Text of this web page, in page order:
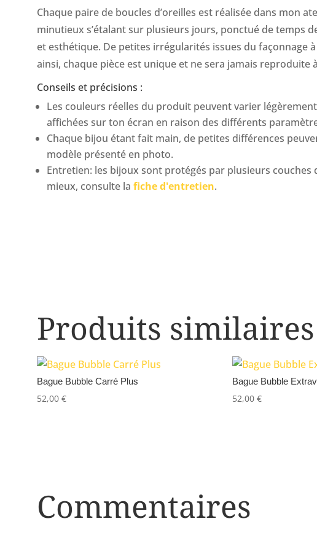
Chaque paire de boucles d’oreilles est réalisée dans mon
minutieux s’étalant sur plusieurs jours, ponctué de temps
et esthétique. De petites irrégularités issues du façonnage
ainsi, chaque pièce est unique et ne sera jamais reproduite
Conseils et précisions :
Les couleurs réelles du produit peuvent varier
affichées sur ton écran en raison des différents
Chaque bijou étant fait main, de petites différences
modèle présenté en photo.
Entretien: les bijoux sont protégés par plusieurs couches
mieux, consulte la fiche d'entretien.
Produits similaires
Bague Bubble Carré Plus
52,00 €
Bague Bubble
52,00 €
Commentaires